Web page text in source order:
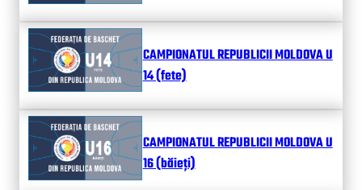
CAMPIONATUL REPUBLICII MOLDOVA U
14 (fete)
CAMPIONATUL REPUBLICII MOLDOVA U
16 (băieți)